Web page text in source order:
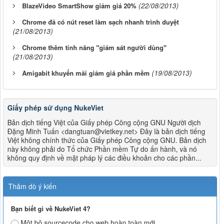
BlazeVideo SmartShow giảm giá 20% (22/08/2013)
Chrome đã có nút reset làm sạch nhanh trình duyệt
(21/08/2013)
Chrome thêm tính năng "giám sát người dùng"
(21/08/2013)
Amigabit khuyến mãi giảm giá phần mềm (19/08/2013)
Giấy phép sử dụng NukeViet
Bản dịch tiếng Việt của Giấy phép Công cộng GNU Người dịch
Đặng Minh Tuấn <dangtuan@vietkey.net> Đây là bản dịch tiếng
Việt không chính thức của Giấy phép Công cộng GNU. Bản dịch
này không phải do Tổ chức Phần mềm Tự do ấn hành, và nó
không quy định về mặt pháp lý các điều khoản cho các phần...
Thăm dò ý kiến
Bạn biết gì về NukeViet 4?